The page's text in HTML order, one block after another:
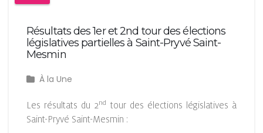
Résultats des 1er et 2nd tour des élections
législatives partielles à Saint-Pryvé Saint-
Mesmin
À la Une
Les résultats du 2nd tour des élections législatives à
Saint-Pryvé Saint-Mesmin :